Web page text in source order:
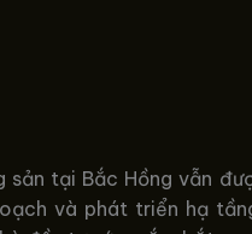
tại Bắc Hồng vẫn
và phát triển hạ